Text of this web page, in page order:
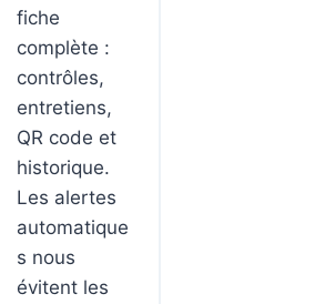
fiche
complète :
contrôles,
entretiens,
QR code et
historique.
Les alertes
automatique
s nous
évitent les